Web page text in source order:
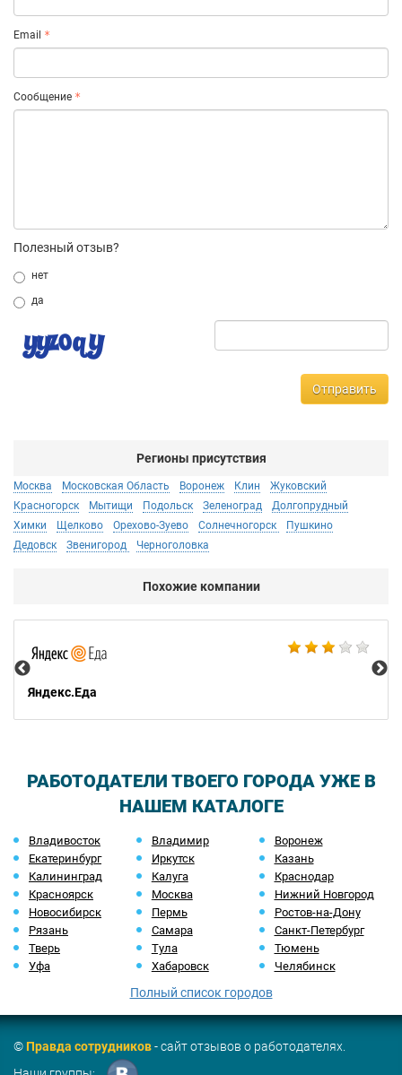
Email
Сообщение
Полезный отзыв?
нет
да
Отправить
Регионы присутствия
Москва Московская Область Воронеж Клин
Жуковский
Красногорск
Мытищи Подольск Зеленоград
Долгопрудный
Химки
Щелково Орехово-Зуево Солнечногорск
Пушкино
Дедовск
Звенигород Черноголовка
Похожие компании
Яндекс.Еда
РАБОТОДАТЕЛИ ТВОЕГО ГОРОДА УЖЕ В
НАШЕМ КАТАЛОГЕ
Владивосток Владимир
Воронеж
Екатеринбург
Иркутск
Казань
Калининград
Калуга
Краснодар
Красноярск
Москва
Нижний Новгород
Новосибирск
Пермь
Ростов-на-Дону
Рязань
Самара
Санкт-Петербург
Тверь
Тула
Тюмень
Уфа
Хабаровск Челябинск
Полный список городов
©Правда сотрудников- сайт отзывов о работодателях.